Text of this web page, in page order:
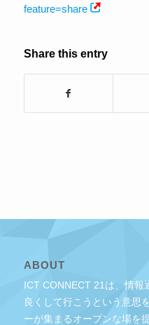
feature=share
Share this entry
ABOUT
ICT CONNECT 21は、情報
良くして行こうという意思
ーが集まるオープンな場を